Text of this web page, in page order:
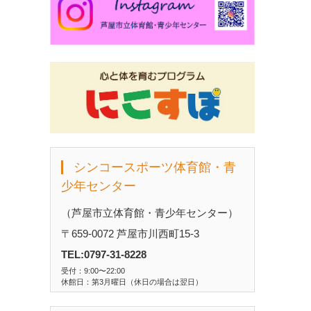
シンコースポーツ体育館・青
少年センター
（芦屋市立体育館・青少年センター）
〒659-0072 芦屋市川西町15-3
TEL:0797-31-8228
受付：9:00〜22:00
休館日：第3月曜日（休日の場合は翌日）